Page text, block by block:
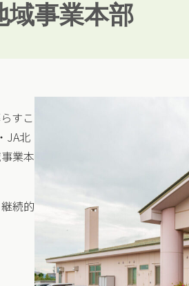
域事業本部
すこ
JA北
業本
続的